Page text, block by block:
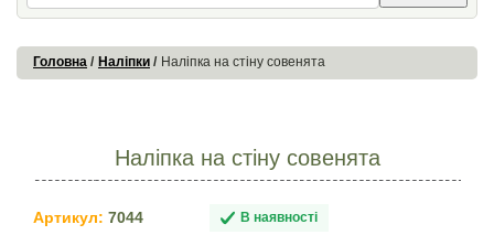
Головна Наліпки Наліпка на стіну совенята
Наліпка на стіну совенята
Артикул: 7044 В наявності